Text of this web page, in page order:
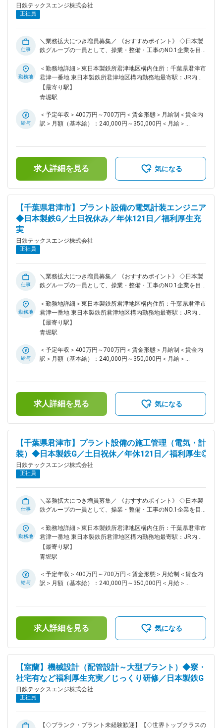
消化実績は16.7日、希望日も通りやすい環境など、ワークライ
要な技能の習得ができるなど、会社としても各種研修に力を入
れています。 変更の範囲：会社の定める業務
日鉄テックスエンジ株式会社
正社員
仕事
＼業務拡大につき増員募集／ 《おすすめポイント》 ◇日本製
鉄グループの一員として、操業・整備・工事のNO.1企業を目
サポートする「制度・手当」が充実しています。 ◇年間休日数
121日(土日祝日、その他、社内休日カレンダーによる指定休
日制) ◇残業月平均25H／夜勤無し日勤のみ ◇日本製鉄のパー
トナーとして、東日本支店［君津地区］内のみでの採用・勤務
ません） ■採用背景について： 当社は鉄鋼分野を中心に、機
械、電気計装、土木、建築、ロボットなど形あるものから、コ
フィールドで活躍しています。また、工事を企画・設計・施工
まで一貫して対応することで他社にも負けない高い技術力を保
有しています。 脱炭素化の動きで様々な設備の新設、改造が
計画されています。設計含めエンジニアリング業務が増えるこ
間を募集しています。 【変更の範囲：会社の定める業務】 ■
職務詳細： ・日本製鉄株式会社東日本製鉄所君津地区構内及
び構外における、プラント設備の計画立案から機械設計や配管
等設計業務およびエンジニアリング業務 ・お客様のご要望を
・CAD、3DCAD、VRなどを使った設計業務 《一日の流れ》 ○
午
前
ミーティング ⇒ 現場確認（寸法調
査、周辺環境調査など） ○午後 執務室にて設計業務 ■組織構
成： 機械事業本部 エンジニアリング事業部は総勢54名 24
しもよく和気あいあいとしています。 ■当ポジションや会社の
魅力について： 自身が計画立案・設計した設備が無事に稼働
することの喜びはもちろん、その設備が日本の産業を支えてい
るんだという使命感・達成感を味わえる業務です。 変更の範
囲：本文参照
勤務地
＜勤務地詳細＞東日本製鉄所君津地区構内住所：千葉県君津市
君津一番地 東日本製鉄所君津地区構内勤務地最寄駅：JR内房
線／君津駅受動喫煙対策：屋内喫煙可能場所あり変更の範囲：
本文参照
【最寄り駅】
青堀駅
給与
＜予定年収＞400万円～700万円＜賃金形態＞月給制＜賃金内
訳＞月額（基本給）：240,000円～350,000円＜月給＞
昇給：年1回賃金はあくまでも目安の金額であり、選考を通じ
て上下する可能性があります。月給(月額)は固定手当を含めた
求人詳細を見る 気になる
【千葉県君津市】プラント設備の電気計装エンジニア
◆日本製鉄G／土日祝休み／年休121日／福利厚生充
実
日鉄テックスエンジ株式会社
正社員
仕事
＼業務拡大につき増員募集／ 《おすすめポイント》 ◇日本製
鉄グループの一員として、操業・整備・工事のNO.1企業を目
サポートする「制度・手当」が充実しています。 ◇年間休日数
121日(土日祝日、その他、社内休日カレンダーによる指定休
日制) ◇残業月平均25H／夜勤無し日勤のみ ◇日本製鉄のパー
トナーとして、東日本支店［君津地区］内のみでの採用・勤務
能性はありません） ■採用背景について： 当社電計エンジニ
アリング門では、鉄鋼フィールドで培ったエンジニアリング力
り、設計含めエンジニアリング業務が増えることが予想される
ことから、電計事業本部エンジニアリング事業部門の仲間を募
集しています。 【変更の範囲：会社の定める業務】 ■職務詳
細： ・日本製鉄株式会社東日本製鉄所君津地区構内及び構外
で一貫してお客様になり替わり、エンジニアリングを行うお客
様代理型のご提案と汎用品を使って充電メーカーや計装などの
専業会社に匹敵する品質をご提供するメーカー代替型の供給を
しています。 ・受配電設備ではメーカーや機種にこだわるこ
となく、ニーズや予算に合わせて特高・高圧・低圧の物から遠
ど）
○午後 執務室にて設計業務 ■組織構成：
ら60歳まで幅広く在籍し、様々な意見交換が可能。風通しも
よく和気あいあいとしています。 ■当ポジションや会社の魅力
について： 自身が計画立案・設計した設備が無事に稼働する
ことの喜びはもちろん、その設備が日本の産業を支えているん
画：https://www.youtube.com/watch?v=0kZylxLe6oY 変更の
範囲：本文参照
勤務地
＜勤務地詳細＞東日本製鉄所君津地区構内住所：千葉県君津市
君津一番地 東日本製鉄所君津地区構内勤務地最寄駅：JR内房
線／君津駅受動喫煙対策：屋内喫煙可能場所あり変更の範囲：
本文参照
【最寄り駅】
青堀駅
給与
＜予定年収＞400万円～700万円＜賃金形態＞月給制＜賃金内
訳＞月額（基本給）：240,000円～350,000円＜月給＞
昇給：年1回賃金はあくまでも目安の金額であり、選考を通じ
て上下する可能性があります。月給(月額)は固定手当を含めた
求人詳細を見る 気になる
【千葉県君津市】プラント設備の施工管理（電気・計
装）◆日本製鉄G／土日祝休／年休121日／福利厚生◎
日鉄テックスエンジ株式会社
正社員
仕事
＼業務拡大につき増員募集／ 《おすすめポイント》 ◇日本製
鉄グループの一員として、操業・整備・工事のNO.1企業を目
サポートする「制度・手当」が充実しています。 ◇年間休日数
121日(土日祝日、その他、社内休日カレンダーによる指定休
日制) ◇残業月平均25H／夜勤無し日勤のみ ◇日本製鉄のパー
トナーとして、東日本支店［君津地区］内のみでの採用・勤務
能性はありません） ■採用背景について： 当社は鉄鋼分野を
中心に、機械、電気計装、土木、建築、ロボットなど形あるも
ちが幅広いフィールドで活躍しています。また、工事を企画・
設計・施工まで一貫して対応することで他社にも負けない高い
技術力を保有しています。 昨今、脱炭素化の動きで様々な設
備の新設、改造が計画されています。今後も設計含め工事案件
ています。 【変更の範囲：会社の定める業務】 ■職務詳細：
・日本製鉄株式会社東日本製鉄所君津地区構内及び構外におけ
る、プラント設備の施工計画書作成から施工管理業務 ・工事
一件につき施工計画書を作成し、安全に工事ができるよう指揮
命令を行う 《一日の流れ》 ○午前 ミーティング ⇒ 現場確
作成など ■組織構成： 電計事業本部／工事事業部 総勢54名
勤務地
＜勤務地詳細＞東日本製鉄所君津地区構内住所：千葉県君津市
君津一番地 東日本製鉄所君津地区構内勤務地最寄駅：JR内房
線／君津駅受動喫煙対策：屋内喫煙可能場所あり変更の範囲：
本文参照
【最寄り駅】
青堀駅
給与
＜予定年収＞400万円～700万円＜賃金形態＞月給制＜賃金内
訳＞月額（基本給）：240,000円～350,000円＜月給＞
昇給：年1回賃金はあくまでも目安の金額であり、選考を通じ
て上下する可能性があります。月給(月額)は固定手当を含めた
求人詳細を見る 気になる
【室蘭】機械設計（配管設計～大型プラント）◆寮・
社宅有など福利厚生充実／じっくり研修／日本製鉄G
日鉄テックスエンジ株式会社
正社員
【◇ブランク・プラント未経験歓迎】【◇世界トップクラスの